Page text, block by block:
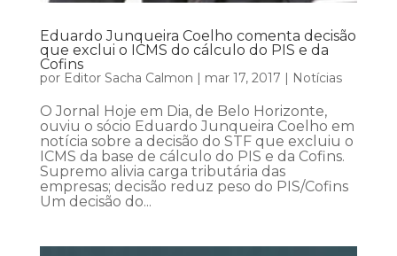
Eduardo Junqueira Coelho comenta decisão
que exclui o ICMS do cálculo do PIS e da
Cofins
por Editor Sacha Calmon | mar 17, 2017 | Notícias
O Jornal Hoje em Dia, de Belo Horizonte,
ouviu o sócio Eduardo Junqueira Coelho em
notícia sobre a decisão do STF que excluiu o
ICMS da base de cálculo do PIS e da Cofins.
Supremo alivia carga tributária das
empresas; decisão reduz peso do PIS/Cofins
Um decisão do...